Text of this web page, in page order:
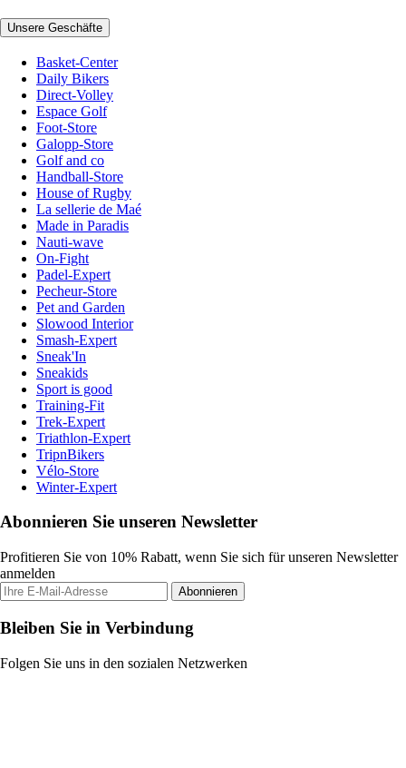
Unsere Geschäfte
Basket-Center
Daily Bikers
Direct-Volley
Espace Golf
Foot-Store
Galopp-Store
Golf and co
Handball-Store
House of Rugby
La sellerie de Maé
Made in Paradis
Nauti-wave
On-Fight
Padel-Expert
Pecheur-Store
Pet and Garden
Slowood Interior
Smash-Expert
Sneak'In
Sneakids
Sport is good
Training-Fit
Trek-Expert
Triathlon-Expert
TripnBikers
Vélo-Store
Winter-Expert
Abonnieren Sie unseren Newsletter
Profitieren Sie von 10% Rabatt, wenn Sie sich für unseren Newsletter
anmelden
Abonnieren
Bleiben Sie in Verbindung
Folgen Sie uns in den sozialen Netzwerken